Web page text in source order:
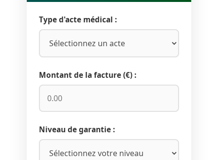
Type d'acte médical :
Montant de la facture (€) :
Niveau de garantie :